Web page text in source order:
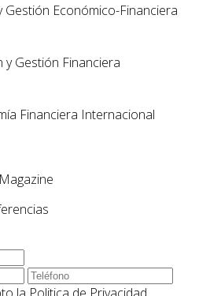
Económico-Financiera
Gestión Financiera
Financiera Internacional